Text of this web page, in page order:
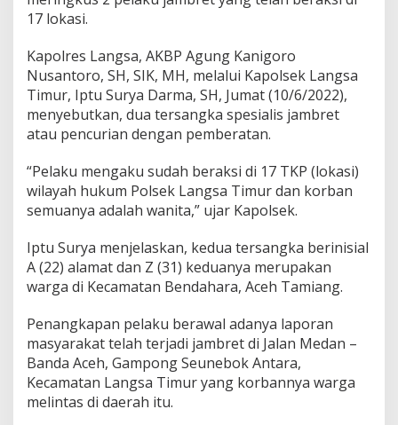
D
u
a
S
p
e
i
a
i
J
a
m
b
e
t
W
a
n
i
17 lokasi.
Kapolres Langsa, AKBP Agung Kanigoro
Nusantoro, SH, SIK, MH, melalui Kapolsek Langsa
Timur, Iptu Surya Darma, SH, Jumat (10/6/2022),
menyebutkan, dua tersangka spesialis jambret
atau pencurian dengan pemberatan.
“Pelaku mengaku sudah beraksi di 17 TKP (lokasi)
wilayah hukum Polsek Langsa Timur dan korban
semuanya adalah wanita,” ujar Kapolsek.
Iptu Surya menjelaskan, kedua tersangka berinisial
A (22) alamat dan Z (31) keduanya merupakan
warga di Kecamatan Bendahara, Aceh Tamiang.
Penangkapan pelaku berawal adanya laporan
masyarakat telah terjadi jambret di Jalan Medan –
Banda Aceh, Gampong Seunebok Antara,
Kecamatan Langsa Timur yang korbannya warga
melintas di daerah itu.